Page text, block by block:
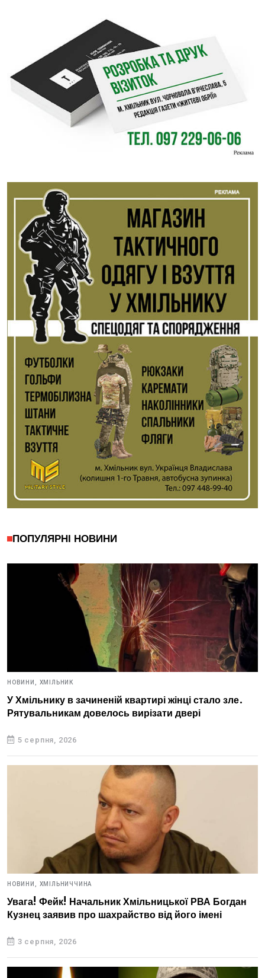
ПОПУЛЯРНІ НОВИНИ
НОВИНИ, ХМІЛЬНИК
У Хмільнику в зачиненій квартирі жінці стало зле.
Рятувальникам довелось вирізати двері
5 серпня, 2026
НОВИНИ, ХМІЛЬНИЧЧИНА
Увага! Фейк! Начальник Хмільницької РВА Богдан
Кузнец заявив про шахрайство від його імені
3 серпня, 2026